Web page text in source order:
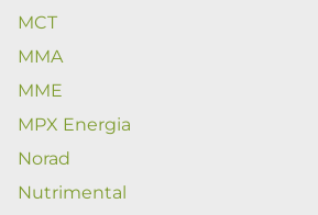
MCT
MMA
MME
MPX Energia
Norad
Nutrimental